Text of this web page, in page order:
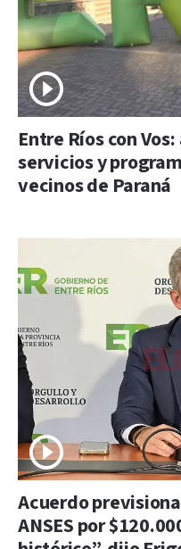
Entre Ríos con
servicios y
vecinos de Paraná
Acuerdo
ANSES por